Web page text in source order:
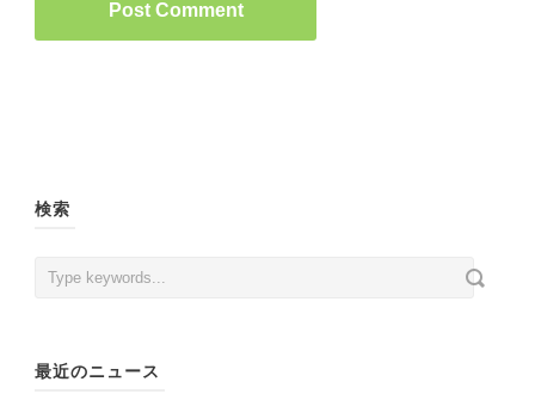
検索
最近のニュース